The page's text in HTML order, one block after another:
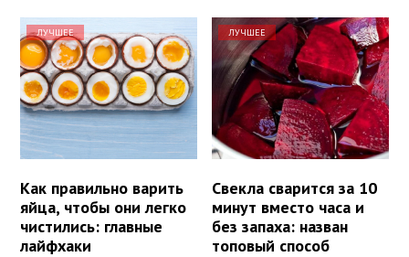
ЛУЧШЕЕ
Как правильно варить
яйца, чтобы они легко
чистились: главные
лайфхаки
ЛУЧШЕЕ
Свекла сварится за 10
минут вместо часа и
без запаха: назван
топовый способ